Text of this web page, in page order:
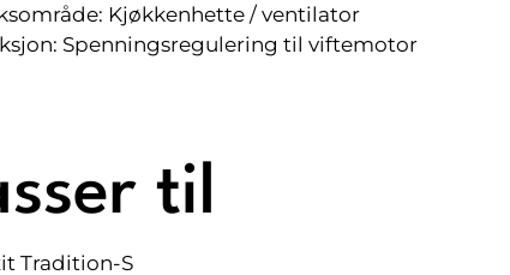
Kjøkkenhette / ventilator
Spenningsregulering til viftemotor
til
Tradition-S